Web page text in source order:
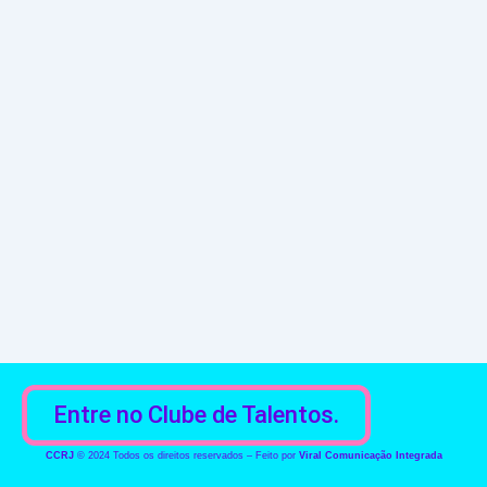
Entre no Clube de Talentos.
CCRJ© 2024 Todos os direitos reservados – Feito por Viral Comunicação Integrada